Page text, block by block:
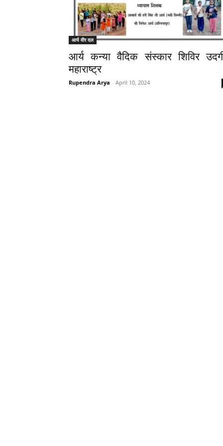
आर्य वीर दल
आर्य कन्या वैदिक संस्कार शिविर
महाराष्ट्र
Rupendra Arya - April 10, 2024